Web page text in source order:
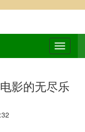
影的无尽乐